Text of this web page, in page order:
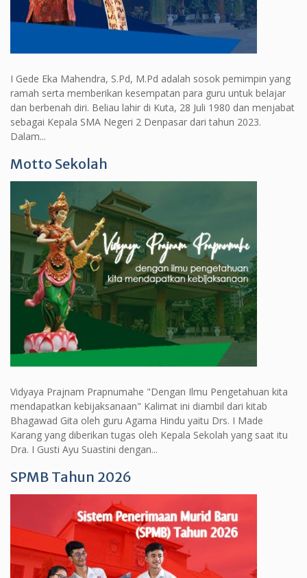
I Gede Eka Mahendra, S.Pd, M.Pd adalah sosok pemimpin yang
ramah serta memberikan kesempatan para guru untuk belajar
dan berbenah diri. Beliau lahir di Kuta, 28 Juli 1980 dan menjabat
sebagai Kepala SMA Negeri 2 Denpasar dari tahun 2023.
Dalam...
Motto Sekolah
Vidyaya Prajnam Prapnumahe "Dengan Ilmu Pengetahuan kita
mendapatkan kebijaksanaan" Kalimat ini diambil dari kitab
Bhagawad Gita oleh guru Agama Hindu yaitu Drs. I Made
Karang yang diberikan tugas oleh Kepala Sekolah yang saat itu
Dra. I Gusti Ayu Suastini dengan...
SPMB Tahun 2026